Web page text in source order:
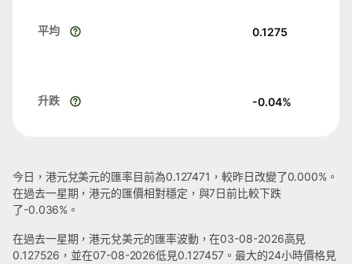
平均 0.1275
升跌 -0.04%
今日，港元兌美元的匯率目前為0.127471，較昨日改變了0.000%。
在過去一星期，港元的匯價相對穩定，與7日前比較下跌
了-0.036%。
在過去一星期，港元兌美元的匯率波動，在03-08-2026高見
0.127526，並在07-08-2026低見0.127457。最大的24小時價格見